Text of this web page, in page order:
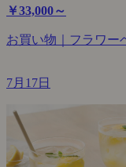
￥33,000～
お買い物｜フラワー
7月17日